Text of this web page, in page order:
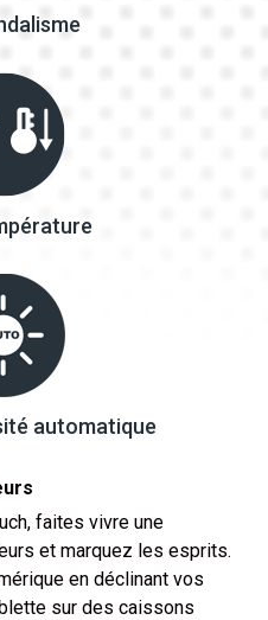
automatique
faites vivre une
et marquez les esprits.
en déclinant vos
sur des caissons